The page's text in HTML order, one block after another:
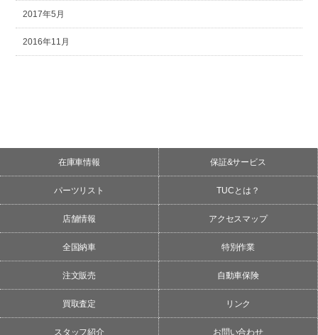
2017年5月
2016年11月
在庫車情報 保証&サービス
パーツリスト TUCとは？
店舗情報 アクセスマップ
全国納車 特別作業
注文販売 自動車保険
買取査定 リンク
スタッフ紹介 お問い合わせ